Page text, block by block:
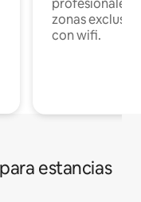
profesionales
zonas
con wifi.
estancias